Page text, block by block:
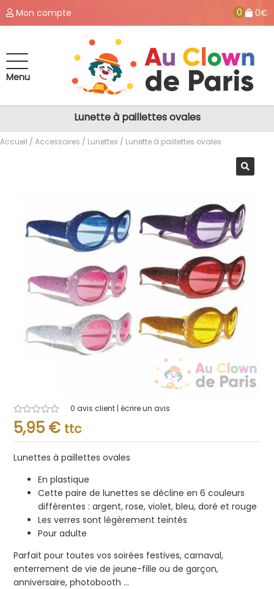
Mon compte 0 0€
Menu
Lunette à paillettes ovales
Accueil / Accessoires / Lunettes / Lunette à paillettes ovales
Note
0.001
sur
0 avis client | écrire un avis
5,95 € ttc
Lunettes à paillettes ovales
En plastique
Cette paire de lunettes se décline en 6 couleurs
différentes : argent, rose, violet, bleu, doré et rouge
Les verres sont légèrement teintés
Pour adulte
Parfait pour toutes vos soirées festives, carnaval,
enterrement de vie de jeune-fille ou de garçon,
anniversaire, photobooth …